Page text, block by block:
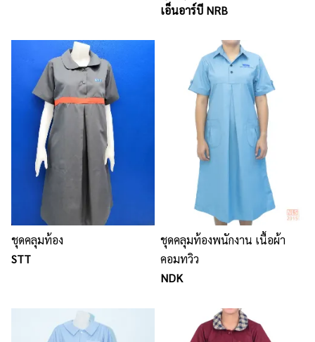
เอ็นอาร์บี NRB
ชุดคลุมท้อง
STT
ชุดคลุมท้องพนักงาน เนื้อผ้า
คอมทวิว
NDK